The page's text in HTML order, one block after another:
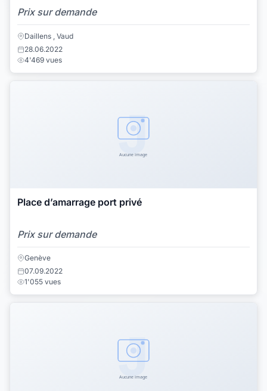
Prix sur demande
Daillens , Vaud
28.06.2022
4'469 vues
Place d’amarrage port privé
Prix sur demande
Genève
07.09.2022
1'055 vues